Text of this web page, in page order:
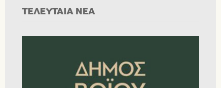
ΤΕΛΕΥΤΑΙΑ ΝΕΑ